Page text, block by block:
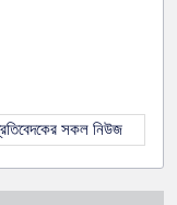
সকল নিউজ